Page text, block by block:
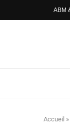
ABM
Accueil »